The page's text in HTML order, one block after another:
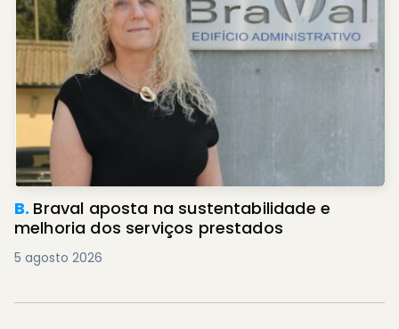
B. Braval aposta na sustentabilidade e
melhoria dos serviços prestados
5 agosto 2026